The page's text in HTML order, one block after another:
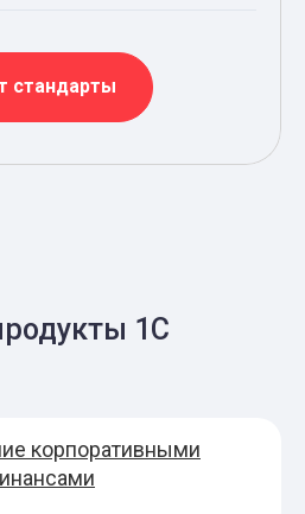
стандарты
1С
корпоративными